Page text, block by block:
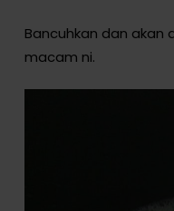
Bancuhkan dan akan
macam ni.